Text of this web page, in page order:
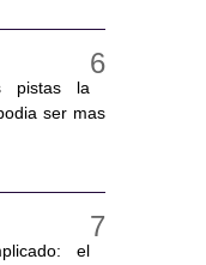
pistas la
ser mas
el